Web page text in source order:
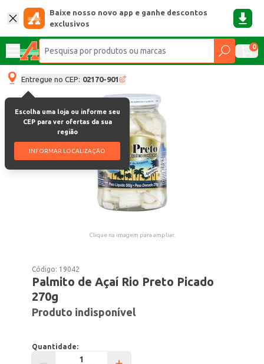
Baixe nosso novo app e ganhe descontos
exclusivos
0
Entregue no CEP: 02170-901
Escolha uma loja ou informe seu
CEP para ver ofertas da sua
região
INFORMAR LOCALIZAÇÃO
Clique na imagem para ampliar.
Código: 19042
Palmito de Açaí Rio Preto Picado
270g
Produto indisponível
Quantidade: